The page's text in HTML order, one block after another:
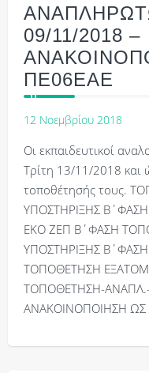
09/11/2018 –
ΠΕ06ΕΑΕ
12 Νοεμβρίου 2018
Οι εκπαιδευτικοί
Τρίτη 13/11/2018 και
τοποθέτησής τους.
ΥΠΟΣΤΗΡΙΞΗΣ
ΕΚΟ ΖΕΠ Β΄ΦΑΣΗ
ΥΠΟΣΤΗΡΙΞΗΣ
ΤΟΠΟΘΕΤΗΣΗ
ΤΟΠΟΘΕΤΗΣΗ-
ANΑΚΟΙΝΟΠΟΙΗΣΗ